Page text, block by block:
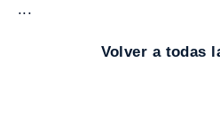
...
Volver a todas